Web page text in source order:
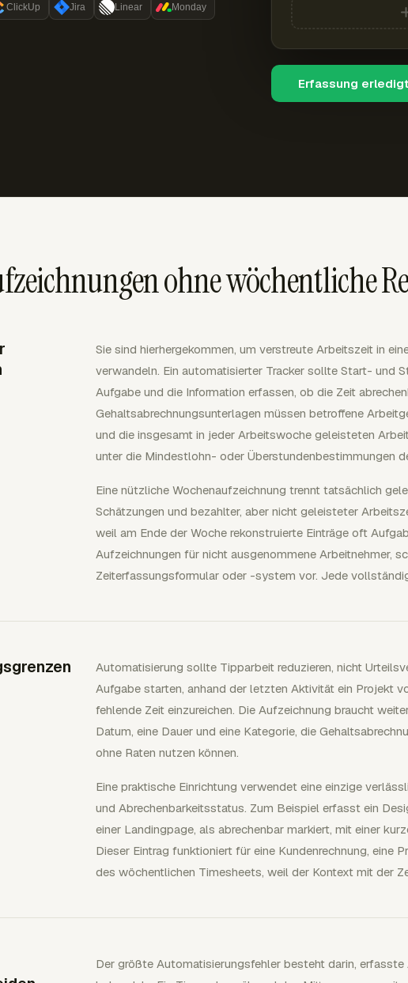
ClickUp Jira Linear Monday
Erfassung
ohne wöchentliche
Sie sind hierhergekommen, um verstreute Arbeitszeit in
verwandeln. Ein automatisierter Tracker sollte Start- und
Aufgabe und die Information erfassen, ob die Zeit
Gehaltsabrechnungsunterlagen müssen betroffene
und die insgesamt in jeder Arbeitswoche geleisteten
unter die Mindestlohn- oder Überstundenbestimmungen
Eine nützliche Wochenaufzeichnung trennt tatsächlich
Schätzungen und bezahlter, aber nicht geleisteter
weil am Ende der Woche rekonstruierte Einträge oft
Aufzeichnungen für nicht ausgenommene Arbeitnehmer,
Zeiterfassungsformular oder -system vor. Jede
Automatisierung sollte Tipparbeit reduzieren, nicht
Aufgabe starten, anhand der letzten Aktivität ein Projekt
fehlende Zeit einzureichen. Die Aufzeichnung braucht
Datum, eine Dauer und eine Kategorie, die
ohne Raten nutzen können.
Eine praktische Einrichtung verwendet eine einzige
und Abrechenbarkeitsstatus. Zum Beispiel erfasst ein
einer Landingpage, als abrechenbar markiert, mit einer
Dieser Eintrag funktioniert für eine Kundenrechnung, eine
des wöchentlichen Timesheets, weil der Kontext mit der
Der größte Automatisierungsfehler besteht darin,